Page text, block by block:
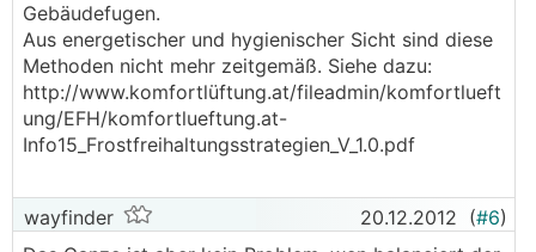
Gebäudefugen.
Aus energetischer und hygienischer Sicht sind diese
Methoden nicht mehr zeitgemäß. Siehe dazu:
http://www.komfortlüftung.at/fileadmin/komfortlueft
ung/EFH/komfortlueftung.at-
Info15_Frostfreihaltungsstrategien_V_1.0.pdf
wayfinder 20.12.2012 (#6)